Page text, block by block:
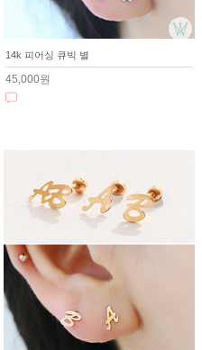
14k 피어싱 큐빅 별
45,000원